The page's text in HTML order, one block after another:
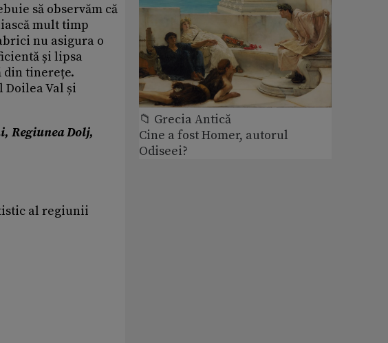
să observăm că
mult timp
nu asigura o
și lipsa
din tinerețe.
Val și
Regiunea Dolj,
al regiunii
📁 Grecia Antică
Cine a fost Homer, autorul
Odiseei?